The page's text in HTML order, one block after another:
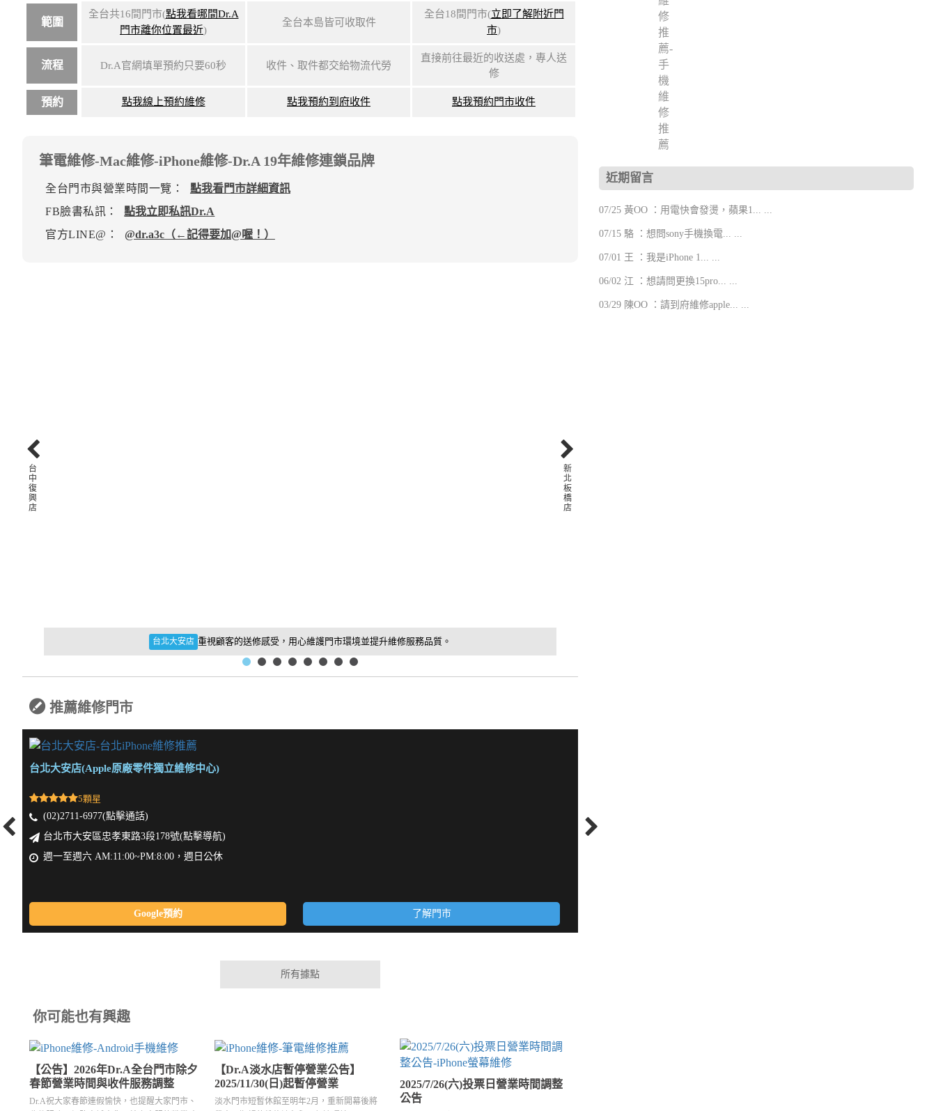
範圍
全台共16間門市(點我看哪間Dr.A
門市離你位置最近)
全台本島皆可收取件
全台18間門市(立即了解附近門
市)
流程 Dr.A官網填單預約只要60秒 收件、取件都交給物流代勞
直接前往最近的收送處，專人送
修
預約 點我線上預約維修 點我預約到府收件 點我預約門市收件
筆電維修-Mac維修-iPhone維修-Dr.A 19年維修連鎖品牌
全台門市與營業時間一覽：
點我看門市詳細資訊
FB臉書私訊：
點我立即私訊Dr.A
官方LINE@：
@dr.a3c（←記得要加@喔！）
台北大安店 重視顧客的送修感受，用心維護門市環境並提升維修服務品質。
新
北
板
橋
店
台
中
復
興
店
推薦維修門市
台北大安店(Apple原廠零件獨立維修中心)
5顆星
(02)2711-6977(點擊通話)
台北市大安區忠孝東路3段178號(點擊導航)
週一至週六 AM:11:00~PM:8:00，週日公休
Google預約 了解門市
所有據點
你可能也有興趣
【公告】2026年Dr.A全台門市除夕
春節營業時間與收件服務調整
Dr.A祝大家春節連假愉快，也提醒大家門市、
【Dr.A淡水店暫停營業公告】
2025/11/30(日)起暫停營業
淡水門市短暫休館至明年2月，重新開幕後將
2025/7/26(六)投票日營業時間調整
公告
近期留言
07/25 黃OO ：用電快會發燙，蘋果1... ...
07/15 駱 ：想問sony手機換電... ...
07/01 王 ：我是iPhone 1... ...
06/02 江 ：想請問更換15pro... ...
03/29 陳OO ：請到府維修apple... ...